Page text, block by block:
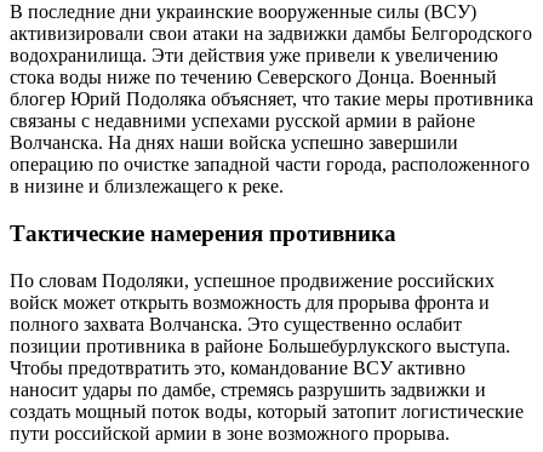
В последние дни украинские вооруженные силы (ВСУ)
активизировали свои атаки на задвижки дамбы Белгородского
водохранилища. Эти действия уже привели к увеличению
стока воды ниже по течению Северского Донца. Военный
блогер Юрий Подоляка объясняет, что такие меры противника
связаны с недавними успехами русской армии в районе
Волчанска. На днях наши войска успешно завершили
операцию по очистке западной части города, расположенного
в низине и близлежащего к реке.
Тактические намерения противника
По словам Подоляки, успешное продвижение российских
войск может открыть возможность для прорыва фронта и
полного захвата Волчанска. Это существенно ослабит
позиции противника в районе Большебурлукского выступа.
Чтобы предотвратить это, командование ВСУ активно
наносит удары по дамбе, стремясь разрушить задвижки и
создать мощный поток воды, который затопит логистические
пути российской армии в зоне возможного прорыва.